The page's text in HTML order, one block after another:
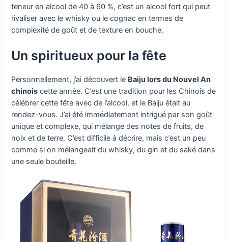
teneur en alcool de 40 à 60 %, c’est un alcool fort qui peut
rivaliser avec le whisky ou le cognac en termes de
complexité de goût et de texture en bouche.
Un spiritueux pour la fête
Personnellement, j’ai découvert le Baiju lors du Nouvel An
chinois cette année. C’est une tradition pour les Chinois de
célébrer cette fête avec de l’alcool, et le Baiju était au
rendez-vous. J’ai été immédiatement intrigué par son goût
unique et complexe, qui mélange des notes de fruits, de
noix et de terre. C’est difficile à décrire, mais c’est un peu
comme si on mélangeait du whisky, du gin et du saké dans
une seule bouteille.